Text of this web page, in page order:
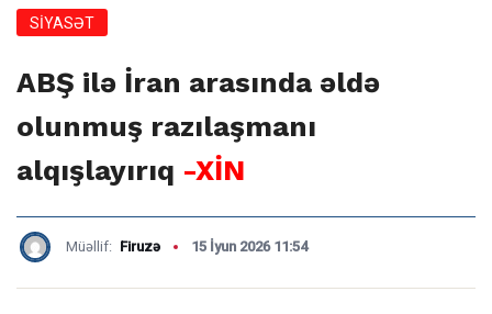
SİYASƏT
ABŞ ilə İran arasında əldə
olunmuş razılaşmanı
alqışlayırıq -XİN
Müəllif: Firuzə 15 İyun 2026 11:54